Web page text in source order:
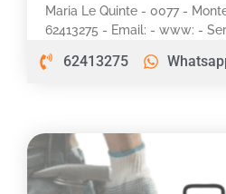
Maria Le Quinte - 0077 -
62413275 - Email: - www: -
62413275